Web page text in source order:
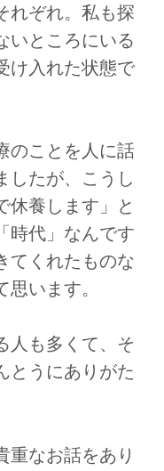
れぞれ。私も探
いところにいる
け入れた状態で
のことを人に話
したが、こうし
休養します」と
時代」なんです
てくれたものな
います。
人も多くて、そ
とうにありがた
重なお話をあり